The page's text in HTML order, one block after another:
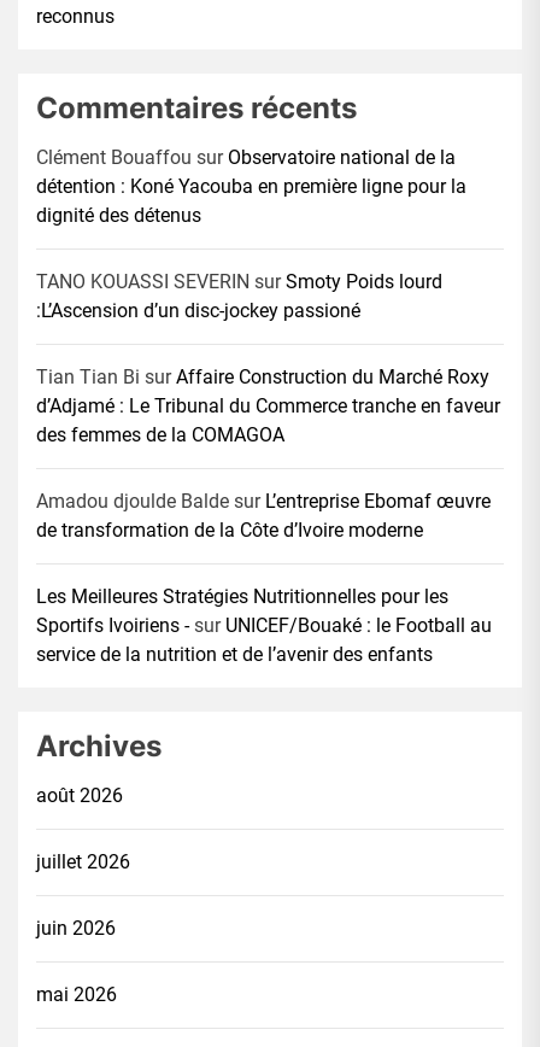
reconnus
Commentaires récents
Clément Bouaffou sur Observatoire national de la
détention : Koné Yacouba en première ligne pour la
dignité des détenus
TANO KOUASSI SEVERIN surSmoty Poids lourd
:L’Ascension d’un disc-jockey passioné
Tian Tian Bi surAffaire Construction du Marché Roxy
d’Adjamé : Le Tribunal du Commerce tranche en faveur
des femmes de la COMAGOA
Amadou djoulde Balde sur L’entreprise Ebomaf œuvre
de transformation de la Côte d’Ivoire moderne
Les Meilleures Stratégies Nutritionnelles pour les
Sportifs Ivoiriens -sur UNICEF/Bouaké : le Football au
service de la nutrition et de l’avenir des enfants
Archives
août 2026
juillet 2026
juin 2026
mai 2026